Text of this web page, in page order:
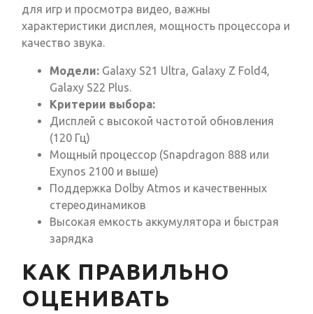
для игр и просмотра видео, важны
характеристики дисплея, мощность процессора и
качество звука.
Модели: Galaxy S21 Ultra, Galaxy Z Fold4,
Galaxy S22 Plus.
Критерии выбора:
Дисплей с высокой частотой обновления
(120 Гц)
Мощный процессор (Snapdragon 888 или
Exynos 2100 и выше)
Поддержка Dolby Atmos и качественных
стереодинамиков
Высокая емкость аккумулятора и быстрая
зарядка
КАК ПРАВИЛЬНО
ОЦЕНИВАТЬ